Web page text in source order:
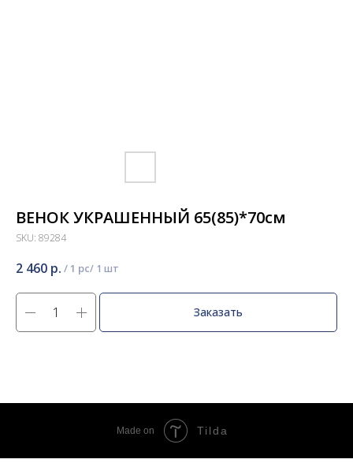
ВЕНОК УКРАШЕННЫЙ 65(85)*70см
SKU: 89284
2 460 р. / 1 pc
Заказать
Made on Tilda